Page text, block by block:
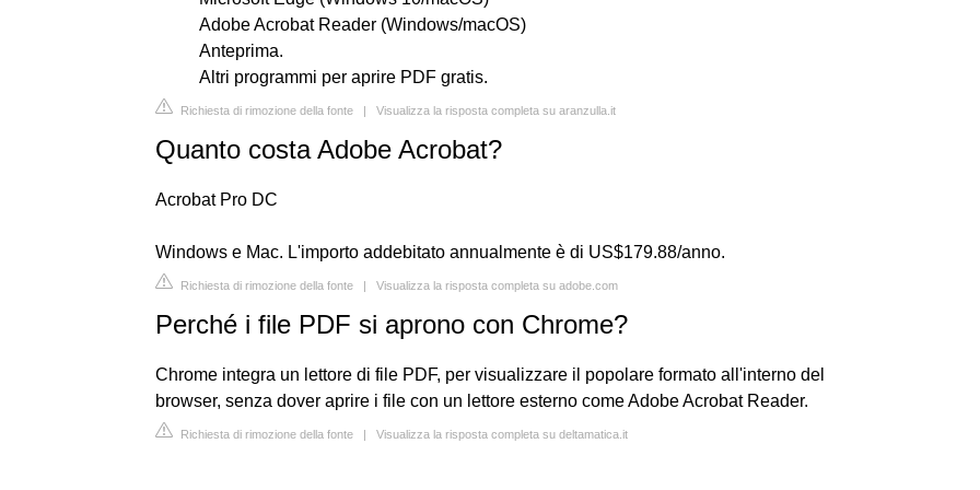
Adobe Acrobat Reader (Windows/macOS)
Anteprima.
Altri programmi per aprire PDF gratis.
Richiesta di rimozione della fonte | Visualizza la risposta completa su aranzulla.it
Quanto costa Adobe Acrobat?
Acrobat Pro DC
Windows e Mac. L'importo addebitato annualmente è di US$179.88/anno.
Richiesta di rimozione della fonte | Visualizza la risposta completa su adobe.com
Perché i file PDF si aprono con Chrome?
Chrome integra un lettore di file PDF, per visualizzare il popolare formato all'interno del
browser, senza dover aprire i file con un lettore esterno come Adobe Acrobat Reader.
Richiesta di rimozione della fonte | Visualizza la risposta completa su deltamatica.it